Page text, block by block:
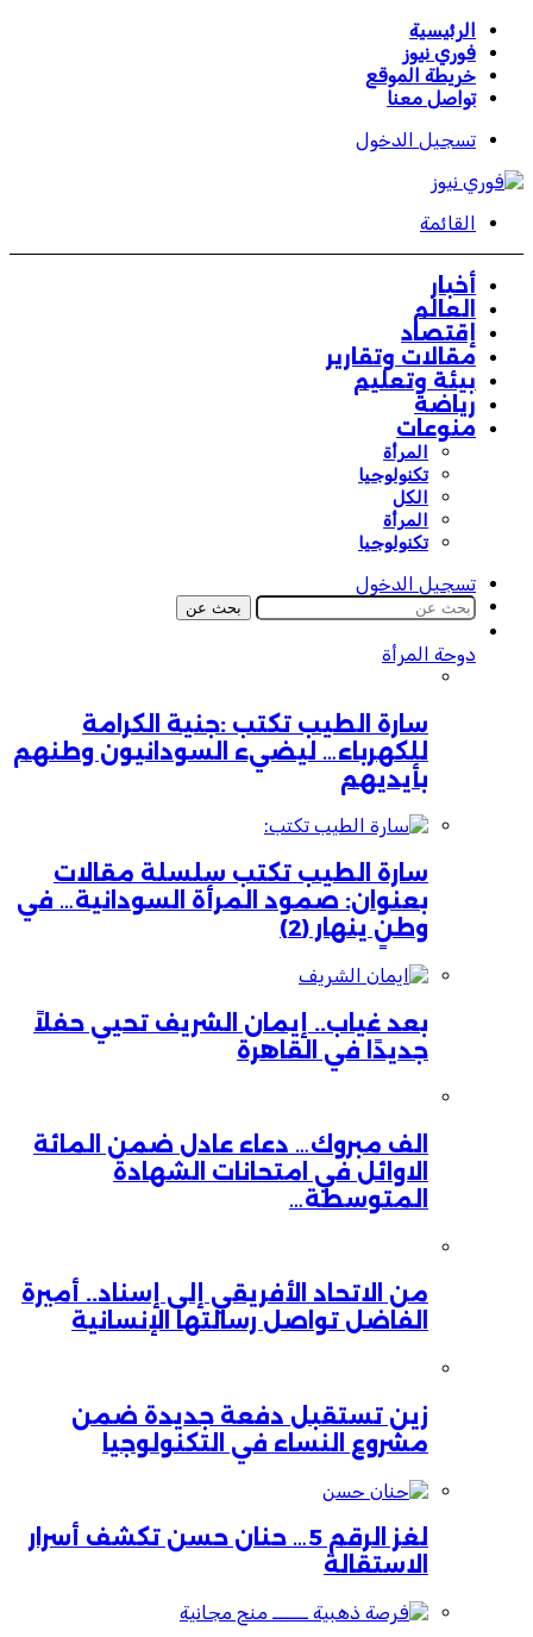
الرئيسية
فوري نيوز
خريطة الموقع
تواصل معنا
تسجيل الدخول
القائمة
أخبار
العالم
إقتصاد
مقالات وتقارير
بيئة وتعليم
رياضة
منوعات
المرأة
تكنولوجيا
الكل
المرأة
تكنولوجيا
تسجيل الدخول
بحث عن
دوحة المرأة
سارة الطيب تكتب :جنية الكرامة
للكهرباء… ليضيء السودانيون وطنهم
بأيديهم
سارة الطيب تكتب سلسلة مقالات
بعنوان: صمود المرأة السودانية… في
وطنٍ ينهار (2)
بعد غياب.. إيمان الشريف تحيي حفلاً
جديدًا في القاهرة
الف مبروك… دعاء عادل ضمن المائة
الاوائل في امتحانات الشهادة
المتوسطة…
من الاتحاد الأفريقي إلى إسناد.. أميرة
الفاضل تواصل رسالتها الإنسانية
زين تستقبل دفعة جديدة ضمن
مشروع النساء في التكنولوجيا
لغز الرقم 5… حنان حسن تكشف أسرار
الاستقالة